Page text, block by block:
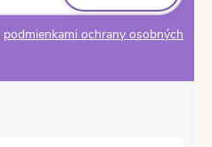
podmienkami ochrany osobných